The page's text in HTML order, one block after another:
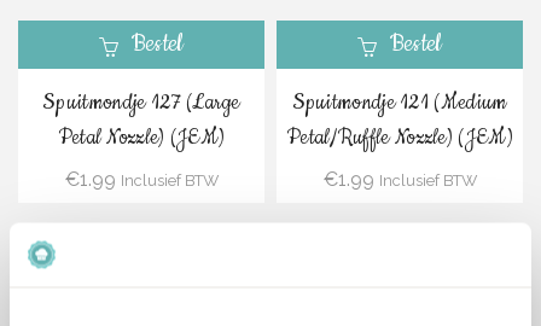
Bestel
Spuitmondje 127 (Large
Petal Nozzle) (JEM)
€1.99 Inclusief BTW
Bestel
Spuitmondje 121 (Medium
Petal/Ruffle Nozzle) (JEM)
€1.99 Inclusief BTW